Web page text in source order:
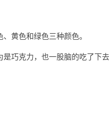
黄色和绿色三种颜色。
巧克力，也一股脑的吃了下去